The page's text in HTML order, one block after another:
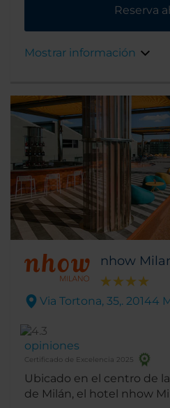
la principal estación de
minutos caminando del
estaciones de metro y
Reserva
Mostrar información
nhow
Via Tortona, 35,. 20144
opiniones
Certificado de Excelencia 2025
Ubicado en el centro de
de Milán, el hotel nhow